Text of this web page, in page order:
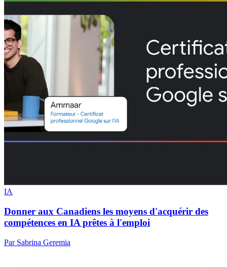
IA
Donner aux Canadiens les moyens d'acquérir des
compétences en IA prêtes à l'emploi
Par Sabrina Geremia